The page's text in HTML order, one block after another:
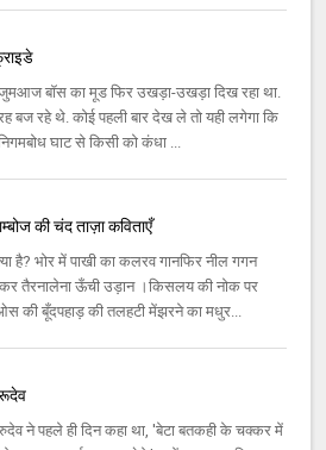
बॉस का मूड फिर उखड़ा-उखड़ा दिख रहा था.
बज रहे थे. कोई पहली बार देख ले तो यही लगेगा कि
घाट से किसी को कंधा ...
की चंद ताज़ा कविताएँ
है? भोर में पाखी का कलरव गानफिर नील गगन
तैरनालेना ऊँची उड़ान ।किसलय की नोक पर
की बूँदपहाड़ की तलहटी मेंझरने का मधुर...
ने पहले ही दिन कहा था, 'बेटा बतकही के चक्कर में